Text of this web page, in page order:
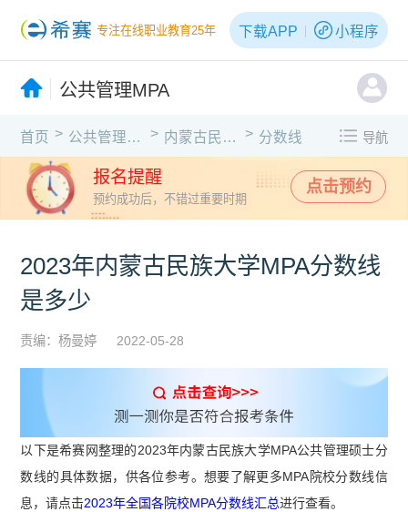
专注在线职业教育25年 下载APP 小程序
公共管理MPA
首页 > 公共管理MPA > 内蒙古民族大学 > 分数线 导航
报名提醒
预约成功后，不错过重要时期
点击预约
2023年内蒙古民族大学MPA分数线
是多少
责编：杨曼婷 2022-05-28
以下是希赛网整理的2023年内蒙古民族大学MPA公共管理硕士分
数线的具体数据，供各位参考。想要了解更多MPA院校分数线信
息，请点击2023年全国各院校MPA分数线汇总进行查看。